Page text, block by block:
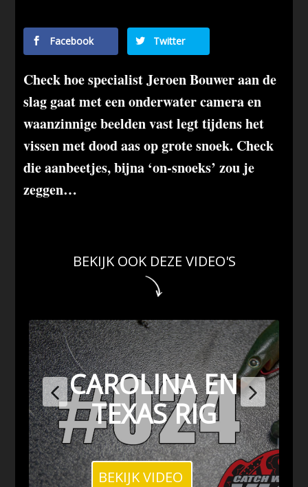
Facebook Twitter
Check hoe specialist Jeroen Bouwer aan de
slag gaat met een onderwater camera en
waanzinnige beelden vast legt tijdens het
vissen met dood aas op grote snoek. Check
die aanbeetjes, bijna ‘on-snoeks’ zou je
zeggen…
BEKIJK OOK DEZE VIDEO'S
CAROLINA EN
TEXAS RIG
BEKIJK VIDEO